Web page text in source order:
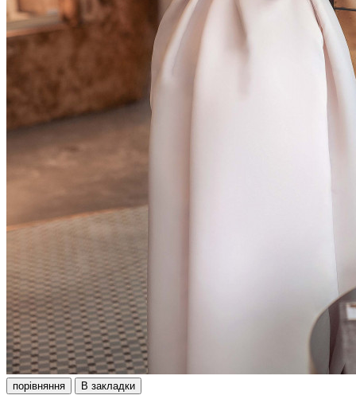
порівняння В закладки